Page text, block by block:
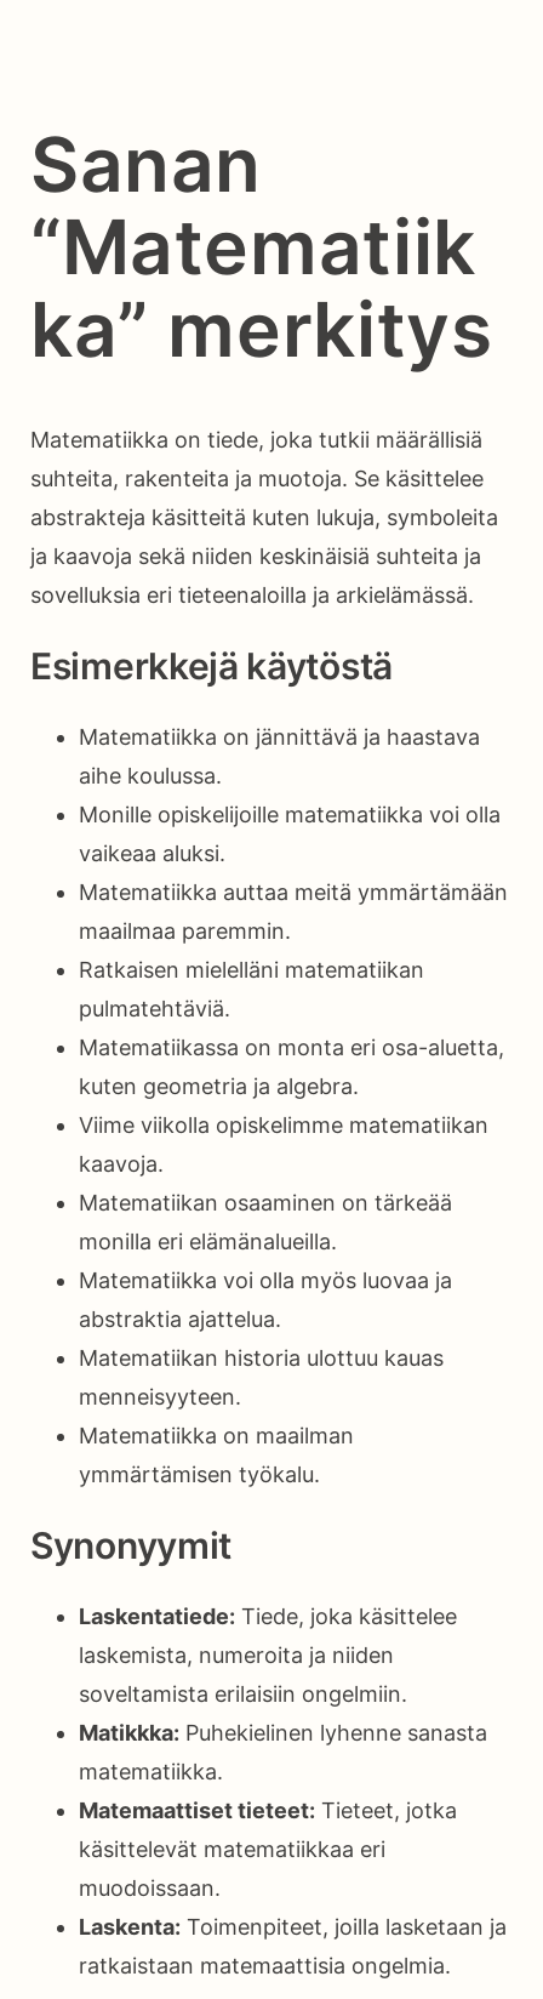
Sanan
“Matematiik
ka” merkitys
Matematiikka on tiede, joka tutkii määrällisiä
suhteita, rakenteita ja muotoja. Se käsittelee
abstrakteja käsitteitä kuten lukuja, symboleita
ja kaavoja sekä niiden keskinäisiä suhteita ja
sovelluksia eri tieteenaloilla ja arkielämässä.
Esimerkkejä käytöstä
Matematiikka on jännittävä ja haastava
aihe koulussa.
Monille opiskelijoille matematiikka voi olla
vaikeaa aluksi.
Matematiikka auttaa meitä ymmärtämään
maailmaa paremmin.
Ratkaisen mielelläni matematiikan
pulmatehtäviä.
Matematiikassa on monta eri osa-aluetta,
kuten geometria ja algebra.
Viime viikolla opiskelimme matematiikan
kaavoja.
Matematiikan osaaminen on tärkeää
monilla eri elämänalueilla.
Matematiikka voi olla myös luovaa ja
abstraktia ajattelua.
Matematiikan historia ulottuu kauas
menneisyyteen.
Matematiikka on maailman
ymmärtämisen työkalu.
Synonyymit
Laskentatiede: Tiede, joka käsittelee
laskemista, numeroita ja niiden
soveltamista erilaisiin ongelmiin.
Matikkka: Puhekielinen lyhenne sanasta
matematiikka.
Matemaattiset tieteet: Tieteet, jotka
käsittelevät matematiikkaa eri
muodoissaan.
Laskenta: Toimenpiteet, joilla lasketaan ja
ratkaistaan matemaattisia ongelmia.